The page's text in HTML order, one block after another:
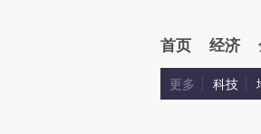
首页 经济
更多 科技